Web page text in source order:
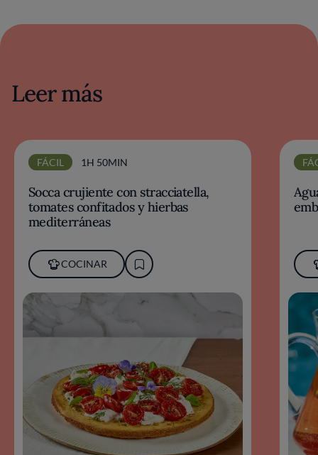
Leer más
FÁCIL 1H 50MIN
Socca crujiente con stracciatella,
tomates confitados y hierbas
mediterráneas
COCINAR